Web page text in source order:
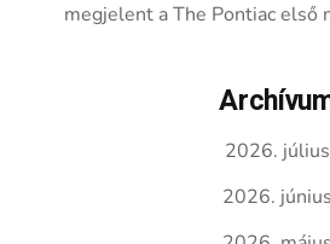
megjelent a The Pontiac első
2026. július
2026. június